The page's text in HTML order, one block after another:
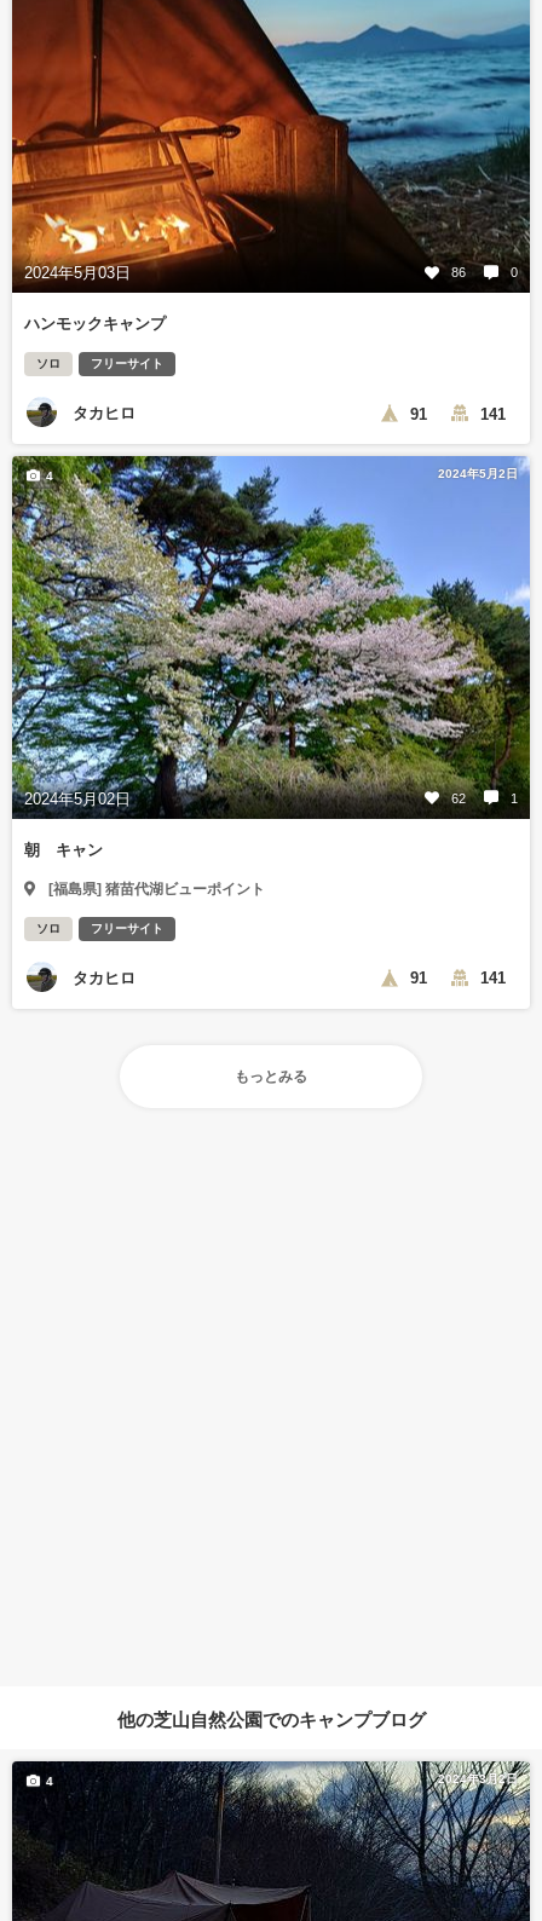
2024年5月03日 86 0
ハンモックキャンプ
ソロ フリーサイト
タカヒロ 91 141
2024年5月2日
2024年5月02日 62 1
4
朝 キャン
[福島県] 猪苗代湖ビューポイント
ソロ フリーサイト
タカヒロ 91 141
もっとみる
他の芝山自然公園でのキャンプブログ
2024年3月2日
4